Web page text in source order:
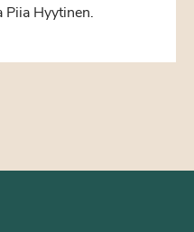
Piia Hyytinen.